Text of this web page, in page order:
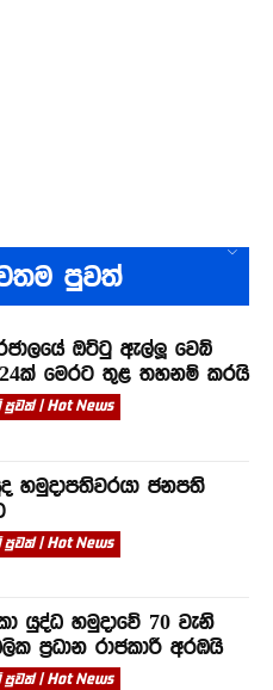
පුවත්
ඔට්ටු ඇල්ලූ වෙබ්
මෙරට තුළ තහනම් කරයි
| Hot News
හමුදාපතිවරයා ජනපති
| Hot News
යුද්ධ හමුදාවේ 70 වැනි
ප්‍රධාන රාජකාරී අරඹයි
| Hot News